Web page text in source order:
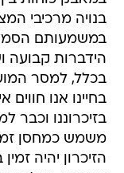
בנויה מרכיבי
במשמעותם
הידברות קבועה
בכלל, למסר
בחיינו אנו
בזיכרוננו וכבר
משמש כמחסן
הזיכרון יהיה